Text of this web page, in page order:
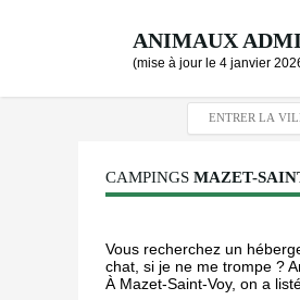
ANIMAUX
(mise à jour le 4 janvier
CAMPINGS MAZET-
Vous recherchez un
chat, si je ne me trompe ?
À Mazet-Saint-Voy, on a